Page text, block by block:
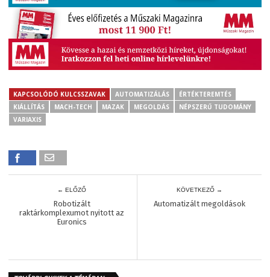
KAPCSOLÓDÓ KULCSSZAVAK AUTOMATIZÁLÁS
ÉRTÉKTEREMTÉS
KIÁLLÍTÁS
MACH-TECH MAZAK MEGOLDÁS
NÉPSZERŰ TUDOMÁNY
VARIAXIS
← ELŐZŐ
Robotizált
raktárkomplexumot nyitott az
Euronics
KÖVETKEZŐ →
Automatizált megoldások